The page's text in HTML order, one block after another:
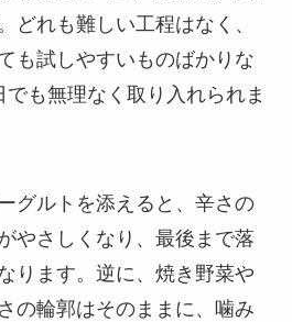
どれも難しい工程はなく、
も試しやすいものばかりな
も無理なく取り入れられま
グルトを添えると、辛さの
やさしくなり、最後まで落
ります。逆に、焼き野菜や
の輪郭はそのままに、噛み